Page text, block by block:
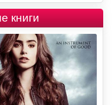
книги